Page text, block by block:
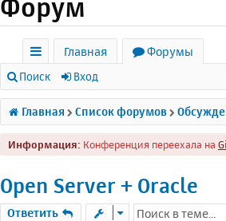
Форум
с
ы
л
к
Главная
Форумы
Поиск Вход
Главная Список форумов
Информация: Конференция переехала на
Open Server + Oracle
Ответить